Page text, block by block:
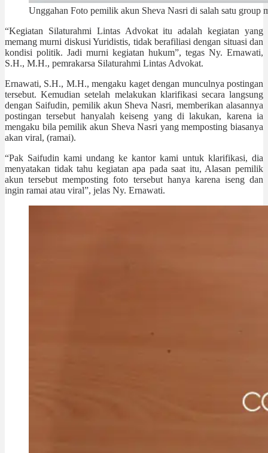
Unggahan Foto pemilik akun Sheva Nasri di salah satu group
“Kegiatan Silaturahmi Lintas Advokat itu adalah kegiatan yang
memang murni diskusi Yuridistis, tidak berafiliasi dengan situasi dan
kondisi politik. Jadi murni kegiatan hukum”, tegas Ny. Ernawati,
S.H., M.H., pemrakarsa Silaturahmi Lintas Advokat.
Ernawati, S.H., M.H., mengaku kaget dengan munculnya postingan
tersebut. Kemudian setelah melakukan klarifikasi secara langsung
dengan Saifudin, pemilik akun Sheva Nasri, memberikan alasannya
postingan tersebut hanyalah keiseng yang di lakukan, karena ia
mengaku bila pemilik akun Sheva Nasri yang memposting biasanya
akan viral, (ramai).
“Pak Saifudin kami undang ke kantor kami untuk klarifikasi, dia
menyatakan tidak tahu kegiatan apa pada saat itu, Alasan pemilik
akun tersebut memposting foto tersebut hanya karena iseng dan
ingin ramai atau viral”, jelas Ny. Ernawati.